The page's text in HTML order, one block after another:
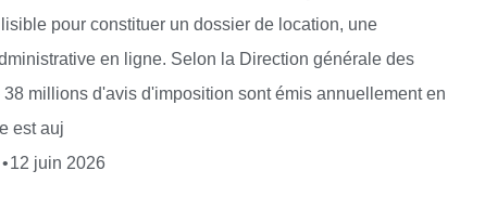
pour constituer un dossier de location, une
en ligne. Selon la Direction générale des
millions d'avis d'imposition sont émis annuellement en
est auj
•12 juin 2026